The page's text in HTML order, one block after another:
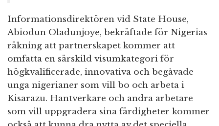
Informationsdirektören vid State House,
Abiodun Oladunjoye, bekräftade för Nigerias
räkning att partnerskapet kommer att
omfatta en särskild visumkategori för
högkvalificerade, innovativa och begåvade
unga nigerianer som vill bo och arbeta i
Kisarazu. Hantverkare och andra arbetare
som vill uppgradera sina färdigheter kommer